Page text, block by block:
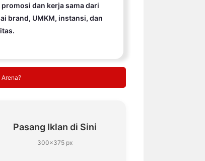
promosi dan kerja sama dari
brand, UMKM, instansi, dan
Pasang Iklan di Sini
300×375 px